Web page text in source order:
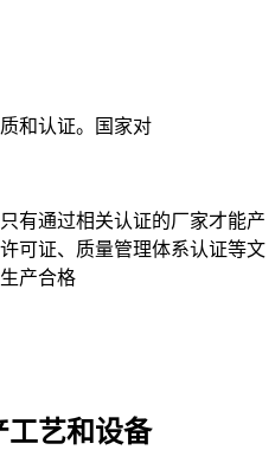
和认证。国家对
有通过相关认证的厂家才能产
可证、质量管理体系认证等文
产合格
工艺和设备